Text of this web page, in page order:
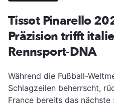
Tissot Pinarello
Präzision trifft
Rennsport-DNA
Während die Fußball-
Schlagzeilen beherrscht,
France bereits das